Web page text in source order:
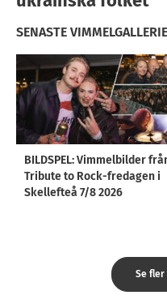
SENASTE
BILDSPEL: Vimmelbilder
Tribute to Rock-fredagen i
Skellefteå 7/8 2026
Se